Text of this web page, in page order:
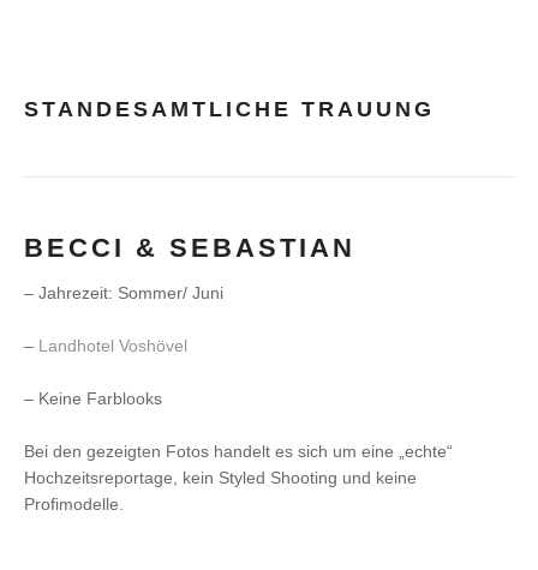
STANDESAMTLICHE TRAUUNG
BECCI & SEBASTIAN
– Jahrezeit: Sommer/ Juni
– Landhotel Voshövel
– Keine Farblooks
Bei den gezeigten Fotos handelt es sich um eine „echte“
Hochzeitsreportage, kein Styled Shooting und keine
Profimodelle.​